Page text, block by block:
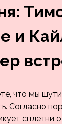
и
что мы
Согласно
сплетни